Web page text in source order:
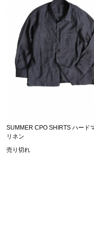
SUMMER CPO SHIRTS ハード
リネン
売り切れ